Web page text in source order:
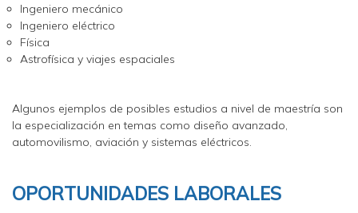
Ingeniero mecánico
Ingeniero eléctrico
Física
Astrofísica y viajes espaciales
Algunos ejemplos de posibles estudios a nivel de maestría son
la especialización en temas como diseño avanzado,
automovilismo, aviación y sistemas eléctricos.
OPORTUNIDADES LABORALES